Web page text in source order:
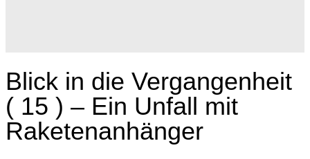
Blick in die Vergangenheit
( 15 ) – Ein Unfall mit
Raketenanhänger